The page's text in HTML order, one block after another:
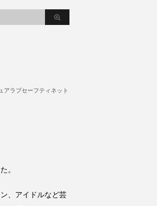
。
、アイドルなど芸